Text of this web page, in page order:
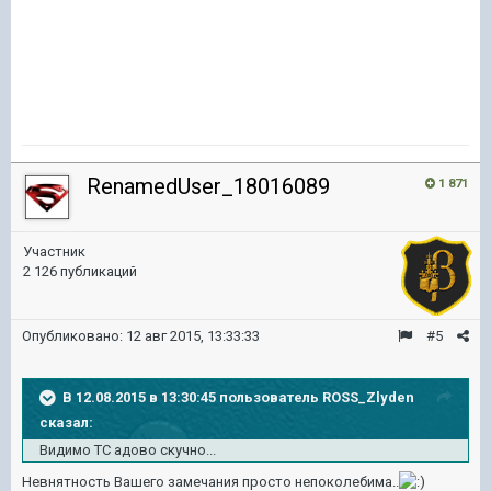
1 871
RenamedUser_18016089
Участник
2 126 публикаций
#5
Опубликовано: 12 авг 2015, 13:33:33
В 12.08.2015 в 13:30:45 пользователь ROSS_Zlyden
сказал:
Видимо ТС адово скучно...
Невнятность Вашего замечания просто непоколебима..